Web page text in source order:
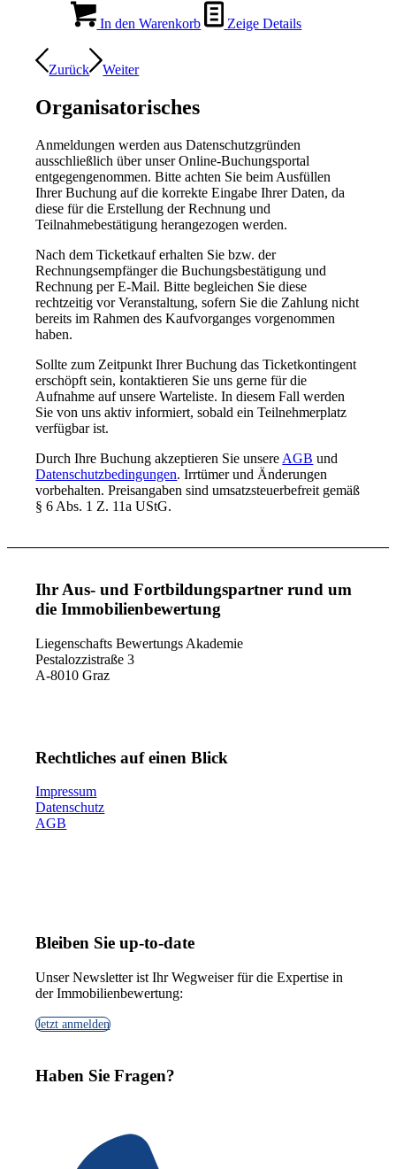
In den Warenkorb Zeige Details
Zurück Weiter
Organisatorisches
Anmeldungen werden aus Datenschutzgründen
ausschließlich über unser Online-Buchungsportal
entgegengenommen. Bitte achten Sie beim Ausfüllen
Ihrer Buchung auf die korrekte Eingabe Ihrer Daten, da
diese für die Erstellung der Rechnung und
Teilnahmebestätigung herangezogen werden.
Nach dem Ticketkauf erhalten Sie bzw. der
Rechnungsempfänger die Buchungsbestätigung und
Rechnung per E-Mail. Bitte begleichen Sie diese
rechtzeitig vor Veranstaltung, sofern Sie die Zahlung nicht
bereits im Rahmen des Kaufvorganges vorgenommen
haben.
Sollte zum Zeitpunkt Ihrer Buchung das Ticketkontingent
erschöpft sein, kontaktieren Sie uns gerne für die
Aufnahme auf unsere Warteliste. In diesem Fall werden
Sie von uns aktiv informiert, sobald ein Teilnehmerplatz
verfügbar ist.
Durch Ihre Buchung akzeptieren Sie unsere AGB und
Datenschutzbedingungen. Irrtümer und Änderungen
vorbehalten. Preisangaben sind umsatzsteuerbefreit gemäß
§ 6 Abs. 1 Z. 11a UStG.
Ihr Aus- und Fortbildungspartner rund um
die Immobilienbewertung
Liegenschafts Bewertungs Akademie
Pestalozzistraße 3
A-8010 Graz
Rechtliches auf einen Blick
Impressum
Datenschutz
AGB
Bleiben Sie up-to-date
Unser Newsletter ist Ihr Wegweiser für die Expertise in
der Immobilienbewertung:
Jetzt anmelden
Haben Sie Fragen?